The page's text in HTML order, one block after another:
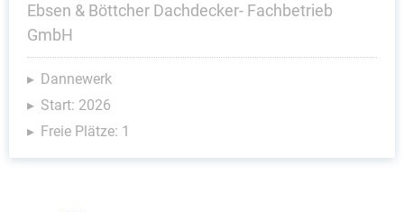
Ebsen & Böttcher Dachdecker- Fachbetrieb
GmbH
Dannewerk
Start: 2026
Freie Plätze: 1